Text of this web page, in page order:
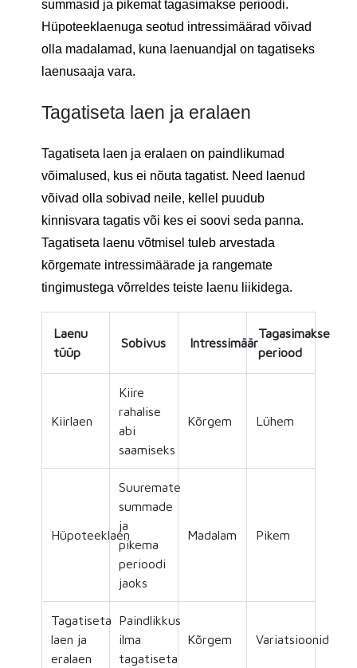
summasid ja pikemat tagasimakse perioodi.
Hüpoteeklaenuga seotud intressimäärad võivad
olla madalamad, kuna laenuandjal on tagatiseks
laenusaaja vara.
Tagatiseta laen ja eralaen
Tagatiseta laen ja eralaen on paindlikumad
võimalused, kus ei nõuta tagatist. Need laenud
võivad olla sobivad neile, kellel puudub
kinnisvara tagatis või kes ei soovi seda panna.
Tagatiseta laenu võtmisel tuleb arvestada
kõrgemate intressimäärade ja rangemate
tingimustega võrreldes teiste laenu liikidega.
Laenu
tüüp
Sobivus Intressimäär
Tagasimakse
periood
Kiirlaen
Kiire
rahalise
abi
saamiseks
Kõrgem Lühem
Hüpoteeklaen
Suuremate
summade
ja
pikema
perioodi
jaoks
Madalam Pikem
Tagatiseta
laen ja
eralaen
Paindlikkus
ilma
tagatiseta
Kõrgem Variatsioonid